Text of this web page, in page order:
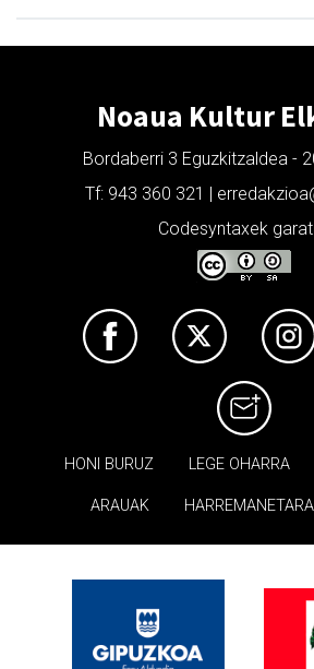
Noaua Kultur
Bordaberri 3 Eguzkitzaldea -
Tf: 943 360 321 |
Codesyntaxek
HONI BURUZ LEGE OHARRA
ARAUAK